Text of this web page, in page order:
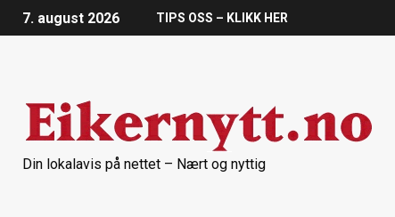
7. august 2026 TIPS OSS – KLIKK HER
Din lokalavis på nettet – Nært og nyttig